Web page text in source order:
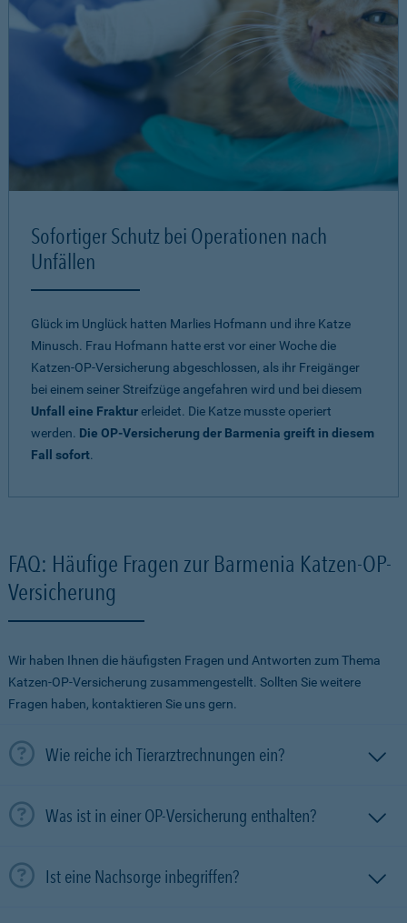
Sofortiger Schutz bei Operationen nach
Unfällen
Glück im Unglück hatten Marlies Hofmann und ihre Katze
Minusch. Frau Hofmann hatte erst vor einer Woche die
Katzen-OP-Versicherung abgeschlossen, als ihr Freigänger
bei einem seiner Streifzüge angefahren wird und bei diesem
Unfall eine Frakturerleidet. Die Katze musste operiert
werden. Die OP-Versicherung der Barmenia greift in diesem
Fall sofort.
FAQ: Häufige Fragen zur Barmenia Katzen-OP-
Versicherung
Wir haben Ihnen die häufigsten Fragen und Antworten zum Thema
Katzen-OP-Versicherung zusammengestellt. Sollten Sie weitere
Fragen haben, kontaktieren Sie uns gern.
Wie reiche ich Tierarztrechnungen ein?
Was ist in einer OP-Versicherung enthalten?
Ist eine Nachsorge inbegriffen?